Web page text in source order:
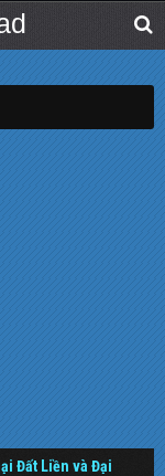
Đất Liền và Đại